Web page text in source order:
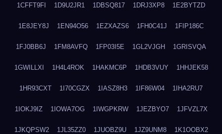
1CFFT9FI 1D9U2JR1 1DBSQ817 1DRJ3XP8 1E2BYTZD
1E8JEY8J 1EN94O56 1EZXAZS6 1FH0C41J 1FIP186C
1FJ0BB6J 1FM8AVFQ 1FP03I5E 1GL2VJGH 1GRISVQA
1GWILLXI 1H4L4ROK 1HAKMC6P 1HDB3VUY 1HHJEK58
1HR93CXT 1I70CGZX 1IASZ8H3 1IF86W04 1IHA2RU7
1IOKJ9IZ 1IOWA7OG 1IWGPKRW 1JEZBYO7 1JFVZL7X
1JKQPSW2 1JL35ZZ0 1JUOBZ9U 1JZ9UNM8 1K1OOBX2